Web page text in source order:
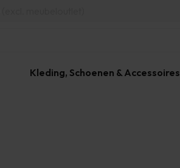
Kleding, Schoenen & Accessoires